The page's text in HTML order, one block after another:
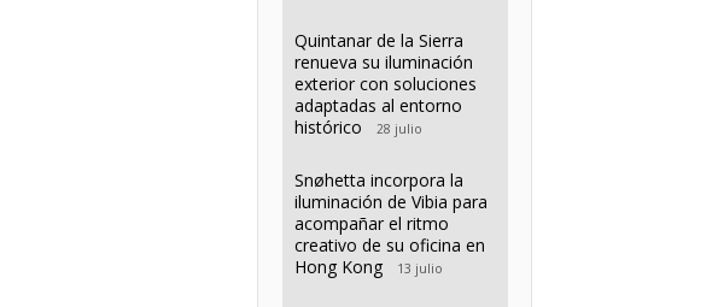
Quintanar de la Sierra
renueva su iluminación
exterior con soluciones
adaptadas al entorno
histórico
28 julio
Snøhetta incorpora la
iluminación de Vibia para
acompañar el ritmo
creativo de su oficina en
Hong Kong
13 julio